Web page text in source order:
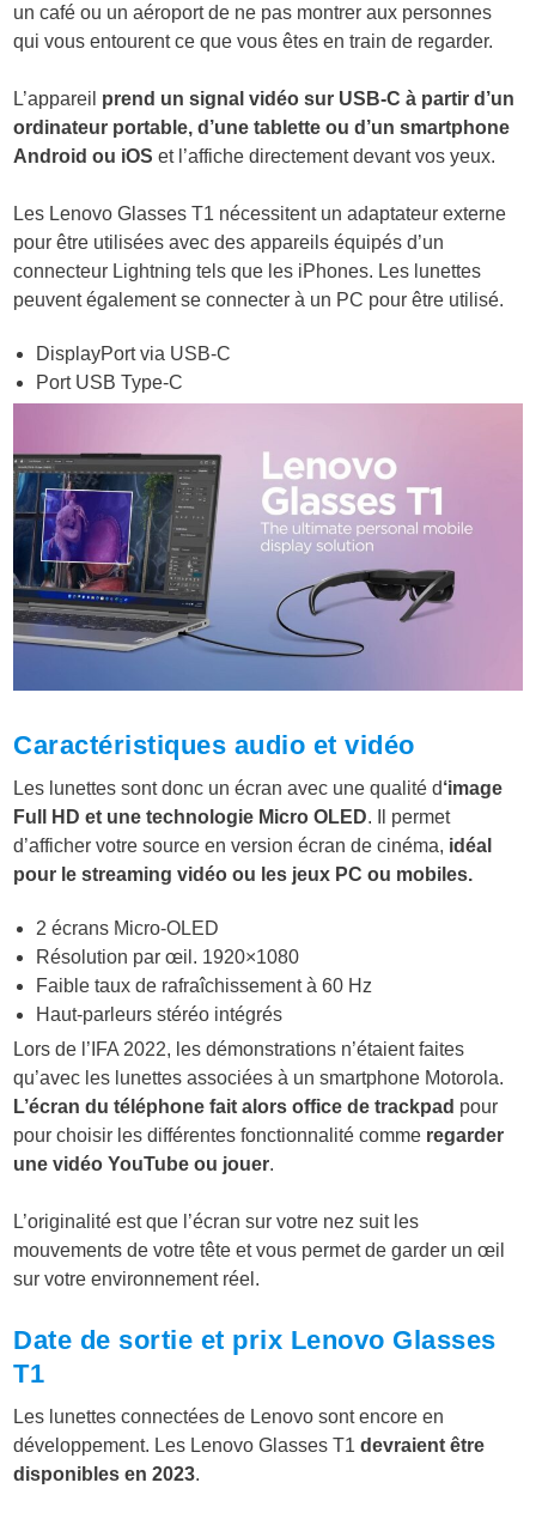
un café ou un aéroport de ne pas montrer aux personnes
qui vous entourent ce que vous êtes en train de regarder.
L’appareil prend un signal vidéo sur USB-C à partir d’un
ordinateur portable, d’une tablette ou d’un smartphone
Android ou iOSet l’affiche directement devant vos yeux.
Les Lenovo Glasses T1 nécessitent un adaptateur externe
pour être utilisées avec des appareils équipés d’un
connecteur Lightning tels que les iPhones. Les lunettes
peuvent également se connecter à un PC pour être utilisé.
DisplayPort via USB-C
Port USB Type-C
Caractéristiques audio et vidéo
Les lunettes sont donc un écran avec une qualité d‘image
Full HD et une technologie Micro OLED. Il permet
d’afficher votre source en version écran de cinéma, idéal
pour le streaming vidéo ou les jeux PC ou mobiles.
2 écrans Micro-OLED
Résolution par œil. 1920×1080
Faible taux de rafraîchissement à 60 Hz
Haut-parleurs stéréo intégrés
Lors de l’IFA 2022, les démonstrations n’étaient faites
qu’avec les lunettes associées à un smartphone Motorola.
L’écran du téléphone fait alors office de trackpad pour
pour choisir les différentes fonctionnalité comme regarder
une vidéo YouTube ou jouer.
L’originalité est que l’écran sur votre nez suit les
mouvements de votre tête et vous permet de garder un œil
sur votre environnement réel.
Date de sortie et prix Lenovo Glasses
T1
Les lunettes connectées de Lenovo sont encore en
développement. Les Lenovo Glasses T1devraient être
disponibles en 2023.